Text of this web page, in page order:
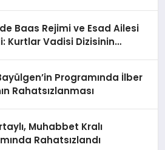
Baas Rejimi ve Esad Ailesi
Kurtlar Vadisi Dizisinin
Programında İlber
Rahatsızlanması
Muhabbet Kralı
Rahatsızlandı